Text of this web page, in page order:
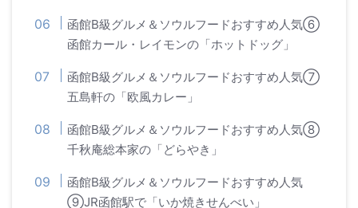
函館B級グルメ＆ソウルフードおすすめ人気⑥
函館カール・レイモンの「ホットドッグ」
函館B級グルメ＆ソウルフードおすすめ人気⑦
五島軒の「欧風カレー」
函館B級グルメ＆ソウルフードおすすめ人気⑧
千秋庵総本家の「どらやき」
函館B級グルメ＆ソウルフードおすすめ人気
⑨JR函館駅で「いか焼きせんべい」